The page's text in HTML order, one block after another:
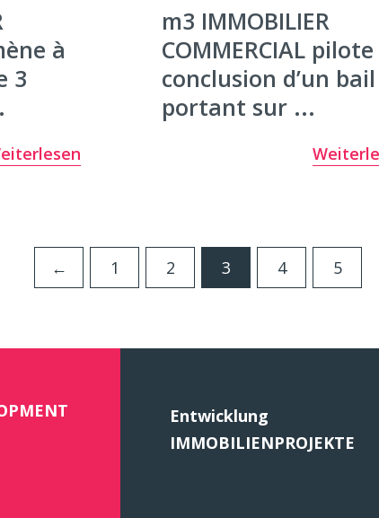
à
3
m3 IMMOBILIER
COMMERCIAL
conclusion d’un bail
portant sur ...
← 1 2 3 4 5
Entwicklung
IMMOBILIENPROJEKTE